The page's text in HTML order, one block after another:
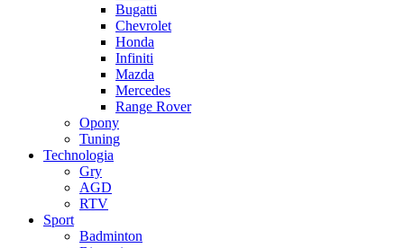
Bugatti
Chevrolet
Honda
Infiniti
Mazda
Mercedes
Range Rover
Opony
Tuning
Technologia
Gry
AGD
RTV
Sport
Badminton